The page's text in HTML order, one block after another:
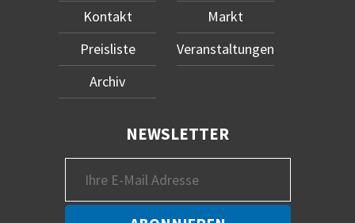
Kontakt
Preisliste
Archiv
Markt
Veranstaltungen
NEWSLETTER